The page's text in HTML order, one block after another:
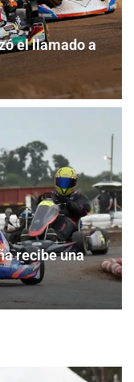
el llamado a
recibe una